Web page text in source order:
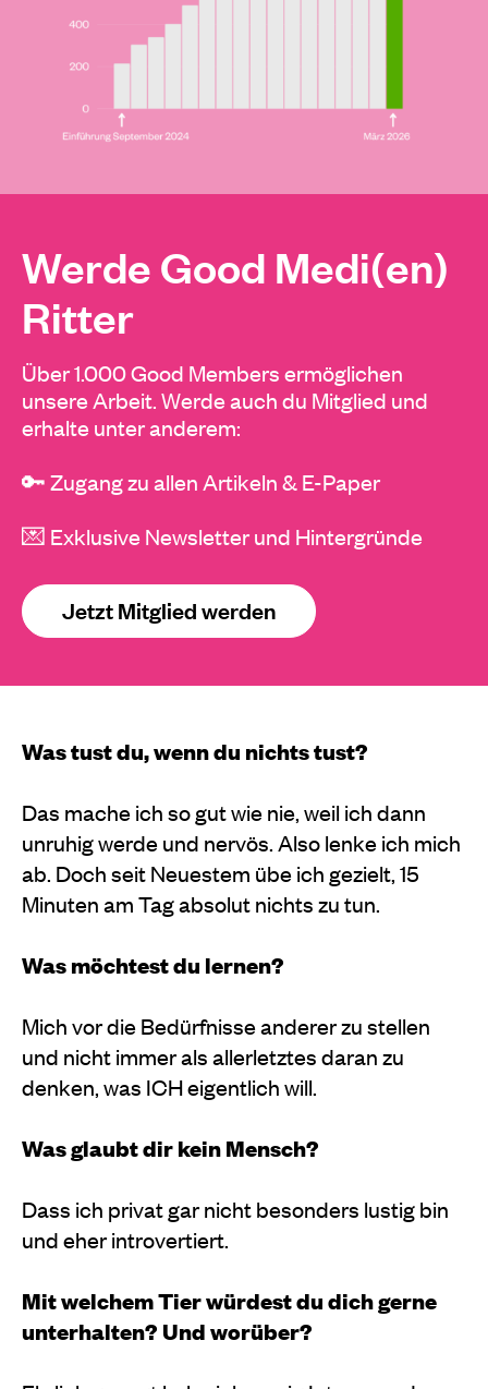
Werde Good Medi(en)
Ritter
Über 1.000 Good Members ermöglichen
unsere Arbeit. Werde auch du Mitglied und
erhalte unter anderem:
🔑 Zugang zu allen Artikeln & E-Paper
💌 Exklusive Newsletter und Hintergründe
Jetzt Mitglied werden
Was tust du, wenn du nichts tust?
Das mache ich so gut wie nie, weil ich dann
unruhig werde und nervös. Also lenke ich mich
ab. Doch seit Neuestem übe ich gezielt, 15
Minuten am Tag absolut nichts zu tun.
Was möchtest du lernen?
Mich vor die Bedürfnisse anderer zu stellen
und nicht immer als allerletztes daran zu
denken, was ICH eigentlich will.
Was glaubt dir kein Mensch?
Dass ich privat gar nicht besonders lustig bin
und eher introvertiert.
Mit welchem Tier würdest du dich gerne
unterhalten? Und worüber?